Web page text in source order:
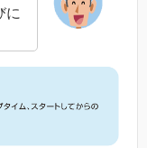
に